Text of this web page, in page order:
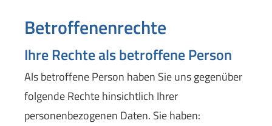
Betroffenenrechte
Ihre Rechte als betroffene Person
Als betroffene Person haben Sie uns gegenüber
folgende Rechte hinsichtlich Ihrer
personenbezogenen Daten. Sie haben: